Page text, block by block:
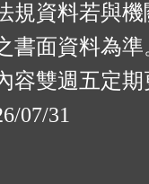
規資料若與
書面資料為準
容雙週五定
07/31